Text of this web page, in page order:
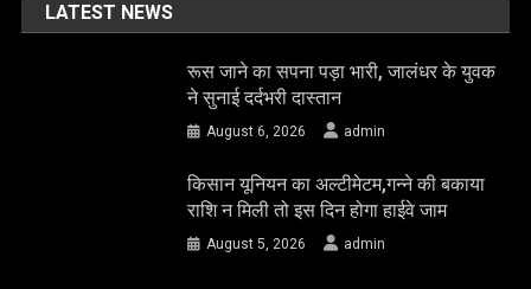
LATEST NEWS
रूस जाने का सपना पड़ा भारी, जालंधर के युवक
ने सुनाई दर्दभरी दास्तान
August 6, 2026 admin
किसान यूनियन का अल्टीमेटम,गन्ने की बकाया
राशि न मिली तो इस दिन होगा हाईवे जाम
August 5, 2026 admin